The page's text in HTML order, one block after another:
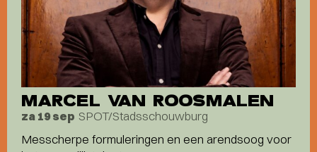
MARCEL VAN ROOSMALEN
za 19 sep SPOT/Stadsschouwburg
Messcherpe formuleringen en een arendsoog voor